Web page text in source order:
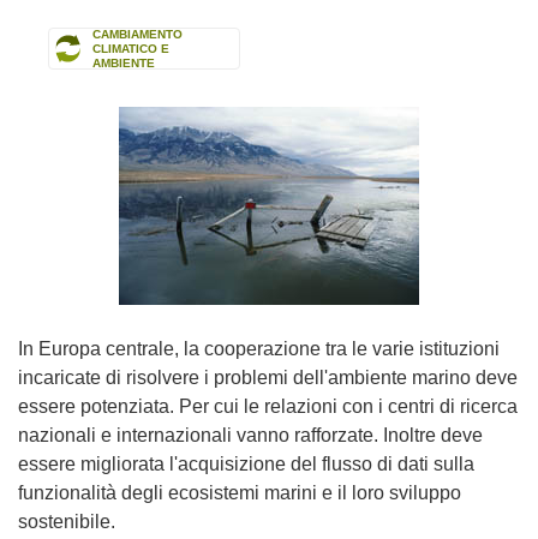
CAMBIAMENTO
CLIMATICO E
AMBIENTE
In Europa centrale, la cooperazione tra le varie istituzioni
incaricate di risolvere i problemi dell'ambiente marino deve
essere potenziata. Per cui le relazioni con i centri di ricerca
nazionali e internazionali vanno rafforzate. Inoltre deve
essere migliorata l'acquisizione del flusso di dati sulla
funzionalità degli ecosistemi marini e il loro sviluppo
sostenibile.